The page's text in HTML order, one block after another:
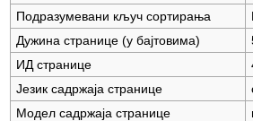
Подразумевани кључ сортирања
Дужина странице (у бајтовима)
ИД странице
Језик садржаја странице
Модел садржаја странице